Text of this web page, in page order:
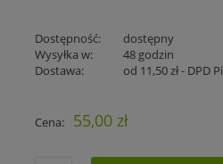
Dostępność:
dostępny
Wysyłka w:
48 godzin
Dostawa:
od 11,50 zł- DPD
Cena nie zawiera
Cena: 55,00 zł